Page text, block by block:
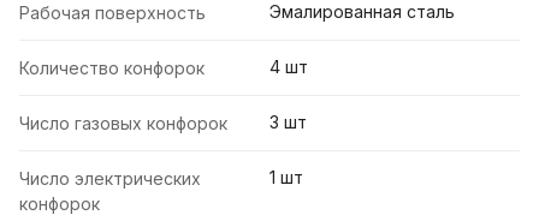
Рабочая поверхность Эмалированная сталь
Количество конфорок 4 шт
Число газовых конфорок 3 шт
Число электрических
конфорок
1 шт